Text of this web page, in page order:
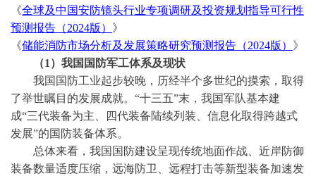
《全球及中国安防镜头行业专项调研及投资规划指导可行性
预测报告（2024版） 》
《储能消防市场分析及发展策略研究预测报告（2024版） 》
（1） 我国国防军工体系及现状
我国国防工业起步较晚，历经半个多世纪的摸索，取得
了举世瞩目的发展成就。 “十三五”末，我国军队基本建
成“三代装备为主、四代装备陆续列装、信息化取得跨越式
发展”的国防装备体系。
总体来看，我国国防建设呈现传统地面作战、近岸防御
装备数量适度压缩，远海防卫、远程打击等新型装备加速发